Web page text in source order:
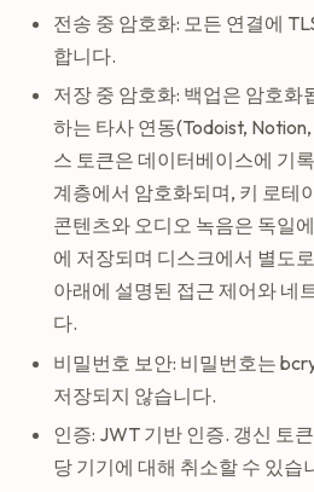
전송 중 암호화: 모든 연결에
합니다.
저장 중 암호화: 백업은 암호화
하는 타사 연동(Todoist,
스 토큰은 데이터베이스에 기
계층에서 암호화되며, 키 로테
콘텐츠와 오디오 녹음은 독일
에 저장되며 디스크에서 별도
아래에 설명된 접근 제어와 네
다.
비밀번호 보안: 비밀번호는
저장되지 않습니다.
인증: JWT 기반 인증. 갱신 토
당 기기에 대해 취소할 수 있습